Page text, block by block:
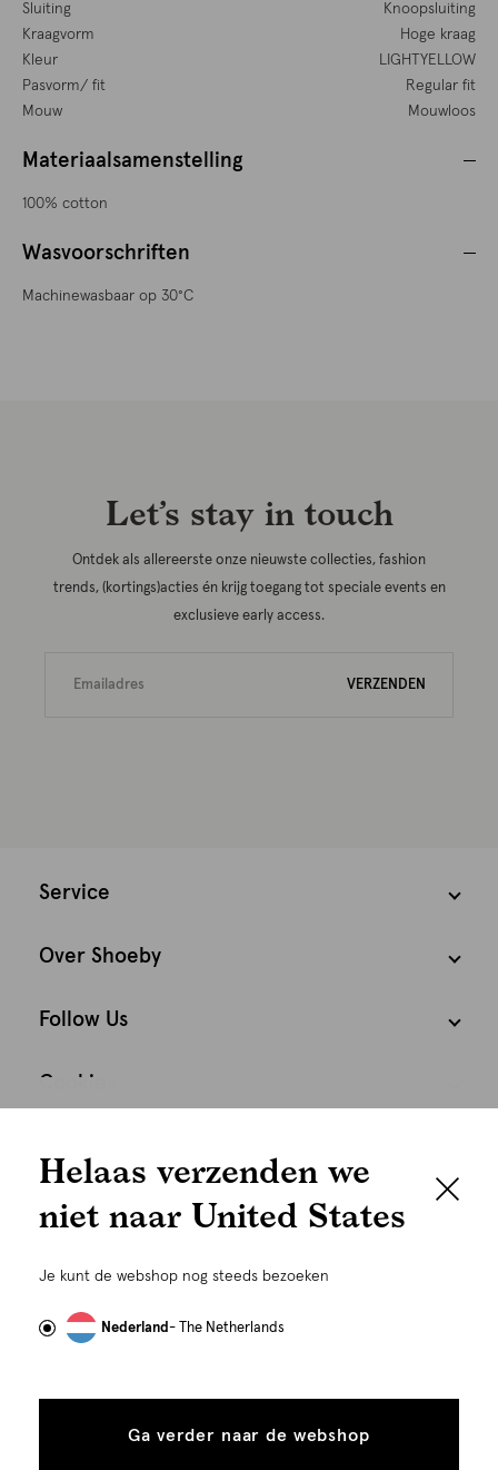
graag persoonlijk
gebruiken wij cookies en daarmee vergelijkbare
om advertenties te personaliseren...
tonen
toestaan
Sluiting
Knoopsluiting
Kraagvorm
Hoge kraag
Kleur
LIGHTYELLOW
Pasvorm/ fit
Regular fit
Mouw
Mouwloos
Materiaalsamenstelling
100% cotton
Wasvoorschriften
Machinewasbaar op 30°C
Let’s stay in touch
Ontdek als allereerste onze nieuwste collecties, fashion
trends, (kortings)acties én krijg toegang tot speciale events en
exclusieve early access.
VERZENDEN
Service
Over Shoeby
Follow Us
Cookies
Helaas verzenden we
niet naar United States
Je kunt de webshop nog steeds bezoeken
Nederland- The Netherlands
Ga verder naar de webshop